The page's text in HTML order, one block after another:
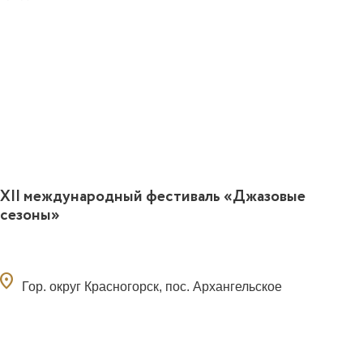
XII международный фестиваль «Джазовые
сезоны»
Гор. округ Красногорск, пос. Архангельское